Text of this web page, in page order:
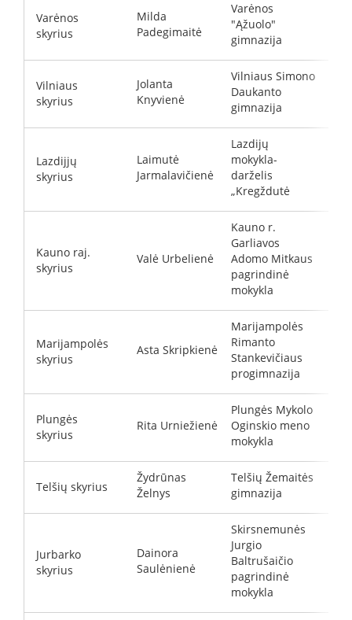
Varėnos
skyrius
Milda
Padegimaitė
Varėnos
"Ąžuolo"
gimnazija
Vilniaus
skyrius
Jolanta
Knyvienė
Vilniaus Simono
Daukanto
gimnazija
Lazdijjų
skyrius
Laimutė
Jarmalavičienė
Lazdijų
mokykla-
darželis
„Kregždutė
Kauno raj.
skyrius
Valė Urbelienė
Kauno r.
Garliavos
Adomo Mitkaus
pagrindinė
mokykla
Marijampolės
skyrius
Asta Skripkienė
Marijampolės
Rimanto
Stankevičiaus
progimnazija
Plungės
skyrius
Rita Urniežienė
Plungės Mykolo
Oginskio meno
mokykla
Telšių skyrius
Žydrūnas
Želnys
Telšių Žemaitės
gimnazija
Jurbarko
skyrius
Dainora
Saulėnienė
Skirsnemunės
Jurgio
Baltrušaičio
pagrindinė
mokykla